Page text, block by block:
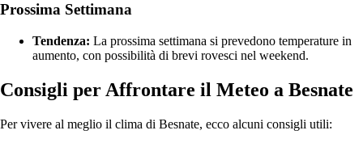
Prossima Settimana
Tendenza: La prossima settimana si prevedono temperature in
aumento, con possibilità di brevi rovesci nel weekend.
Consigli per Affrontare il Meteo a Besnate
Per vivere al meglio il clima di Besnate, ecco alcuni consigli utili: